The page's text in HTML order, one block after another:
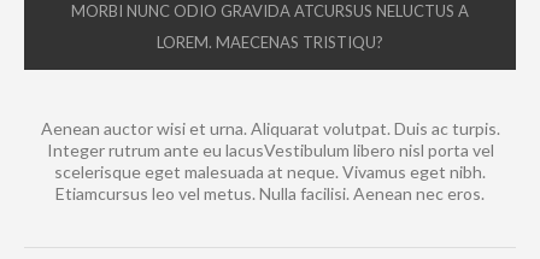
MORBI NUNC ODIO GRAVIDA ATCURSUS NELUCTUS A
LOREM. MAECENAS TRISTIQU?
Aenean auctor wisi et urna. Aliquarat volutpat. Duis ac turpis.
Integer rutrum ante eu lacusVestibulum libero nisl porta vel
scelerisque eget malesuada at neque. Vivamus eget nibh.
Etiamcursus leo vel metus. Nulla facilisi. Aenean nec eros.